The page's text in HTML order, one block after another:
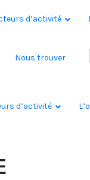
d’activité
Nous trouver
d’activité